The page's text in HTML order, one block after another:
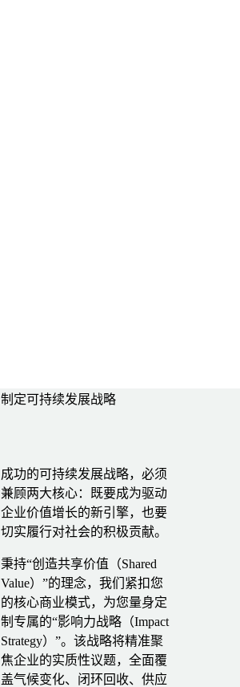
制定可持续发展战略
成功的可持续发展战略，必须
兼顾两大核心：既要成为驱动
企业价值增长的新引擎，也要
切实履行对社会的积极贡献。
秉持“创造共享价值（Shared
Value）”的理念，我们紧扣您
的核心商业模式，为您量身定
制专属的“影响力战略（Impact
Strategy）”。该战略将精准聚
焦企业的实质性议题，全面覆
盖气候变化、闭环回收、供应